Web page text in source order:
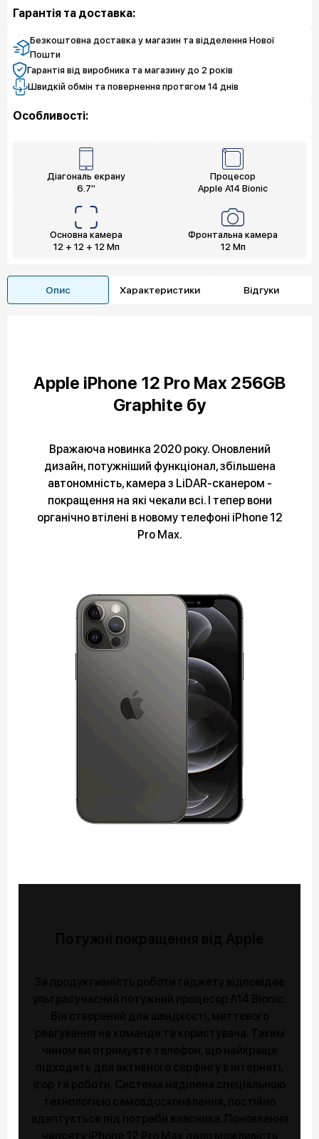
Чистий спокій
Захист екрану
Чистий спокій
5 613 грн
Гарантія та доставка:
Безкоштовна доставка у магазин та відделення Нової
Пошти
Гарантія від виробника та магазину до 2 років
Швидкій обмін та повернення протягом 14 днів
Особливості:
Діагональ екрану
6.7"
Процесор
Apple A14 Bionic
Основна камера
12 + 12 + 12 Мп
Фронтальна камера
12 Мп
Опис Характеристики Відгуки
Apple iPhone 12 Pro Max 256GB
Graphite бу
Вражаюча новинка 2020 року. Оновлений
дизайн, потужніший функціонал, збільшена
автономність, камера з LiDAR-сканером -
покращення на які чекали всі. І тепер вони
органічно втілені в новому телефоні iPhone 12
Pro Max.